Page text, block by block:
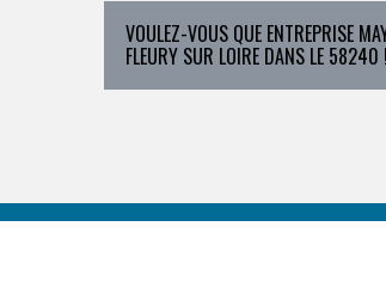
VOULEZ-VOUS QUE ENTREPRISE
FLEURY SUR LOIRE DANS LE 58240 !